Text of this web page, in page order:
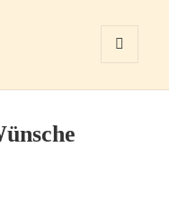
WIDGETS